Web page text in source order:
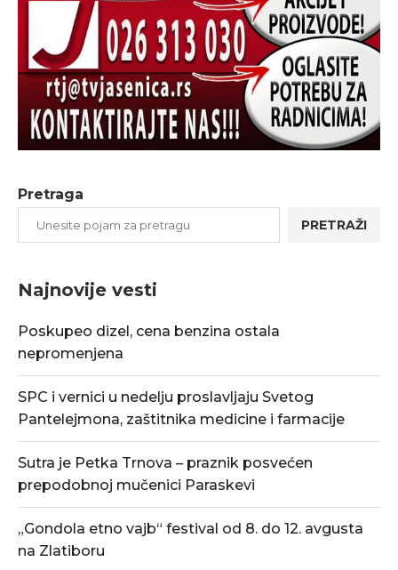
Pretraga
PRETRAŽI
Najnovije vesti
Poskupeo dizel, cena benzina ostala
nepromenjena
SPC i vernici u nedelju proslavljaju Svetog
Pantelejmona, zaštitnika medicine i farmacije
Sutra je Petka Trnova – praznik posvećen
prepodobnoj mučenici Paraskevi
„Gondola etno vajb“ festival od 8. do 12. avgusta
na Zlatiboru